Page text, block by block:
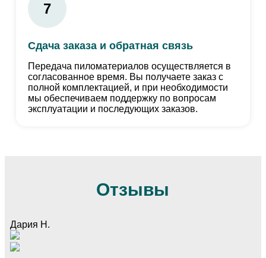
7
Сдача заказа и обратная связь
Передача пиломатериалов осуществляется в
согласованное время. Вы получаете заказ с
полной комплектацией, и при необходимости
мы обеспечиваем поддержку по вопросам
эксплуатации и последующих заказов.
Отзывы
Дария Н.